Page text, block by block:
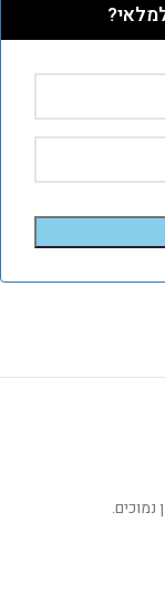
נמוכים.